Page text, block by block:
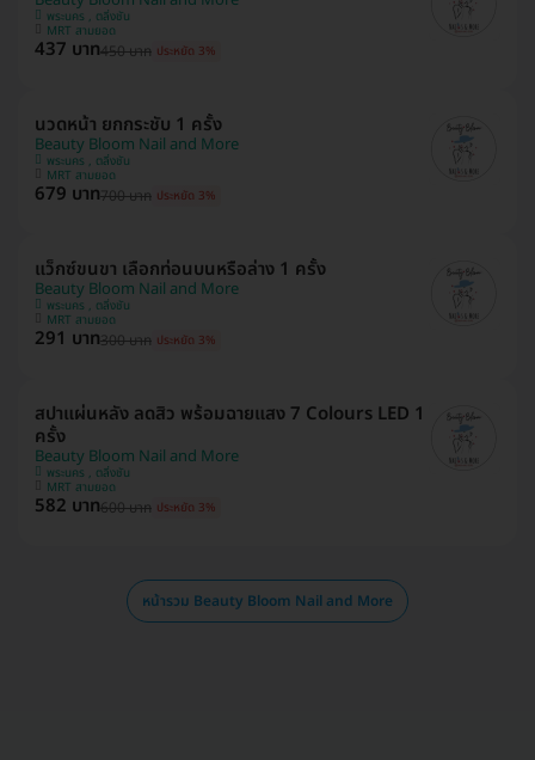
พระนคร , ตลิ่งชัน
MRT สามยอด
437 บาท450 บาท ประหยัด 3%
นวดหน้า ยกกระชับ 1 ครั้ง
Beauty Bloom Nail and More
พระนคร , ตลิ่งชัน
MRT สามยอด
679 บาท700 บาท ประหยัด 3%
แว็กซ์ขนขา เลือกท่อนบนหรือล่าง 1 ครั้ง
Beauty Bloom Nail and More
พระนคร , ตลิ่งชัน
MRT สามยอด
291 บาท300 บาท ประหยัด 3%
สปาแผ่นหลัง ลดสิว พร้อมฉายแสง 7 Colours LED 1
ครั้ง
Beauty Bloom Nail and More
พระนคร , ตลิ่งชัน
MRT สามยอด
582 บาท600 บาท ประหยัด 3%
หน้ารวม Beauty Bloom Nail and More